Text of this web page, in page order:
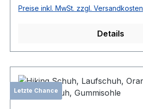
Preise inkl. MwSt. zzgl. Versandkosten
Details
Letzte Chance